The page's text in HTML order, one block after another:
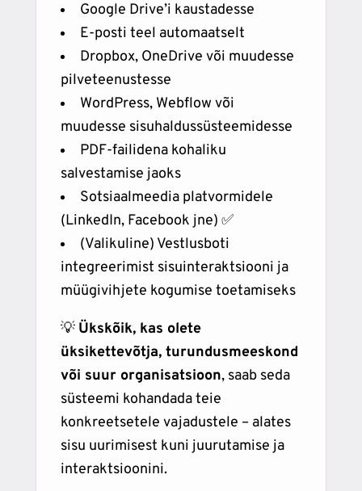
Google Drive’i kaustadesse
E-posti teel automaatselt
Dropbox, OneDrive või muudesse
pilveteenustesse
WordPress, Webflow või
muudesse sisuhaldussüsteemidesse
PDF-failidena kohaliku
salvestamise jaoks
Sotsiaalmeedia platvormidele
(LinkedIn, Facebook jne) ✅
(Valikuline) Vestlusboti
integreerimist sisuinteraktsiooni ja
müügivihjete kogumise toetamiseks
💡 Ükskõik, kas olete
üksikettevõtja, turundusmeeskond
või suur organisatsioon, saab seda
süsteemi kohandada teie
konkreetsetele vajadustele – alates
sisu uurimisest kuni juurutamise ja
interaktsioonini.